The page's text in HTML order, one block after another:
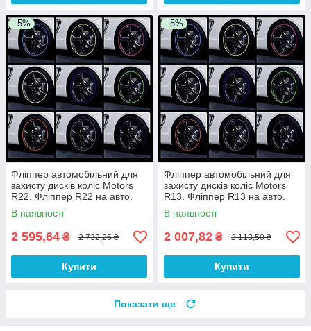
–5%
Фліппер автомобільний для
захисту дисків коліс Motors
R22. Фліппер R22 на авто.
Фліппер на диск. Фліппер
диск
В наявності
2 595,64 ₴ 2 732,25 ₴
Купити
–5%
Фліппер автомобільний для
захисту дисків коліс Motors
R13. Фліппер R13 на авто.
Фліппер на диск. Фліппер
диск
В наявності
2 007,82 ₴ 2 113,50 ₴
Купити
Показати ще